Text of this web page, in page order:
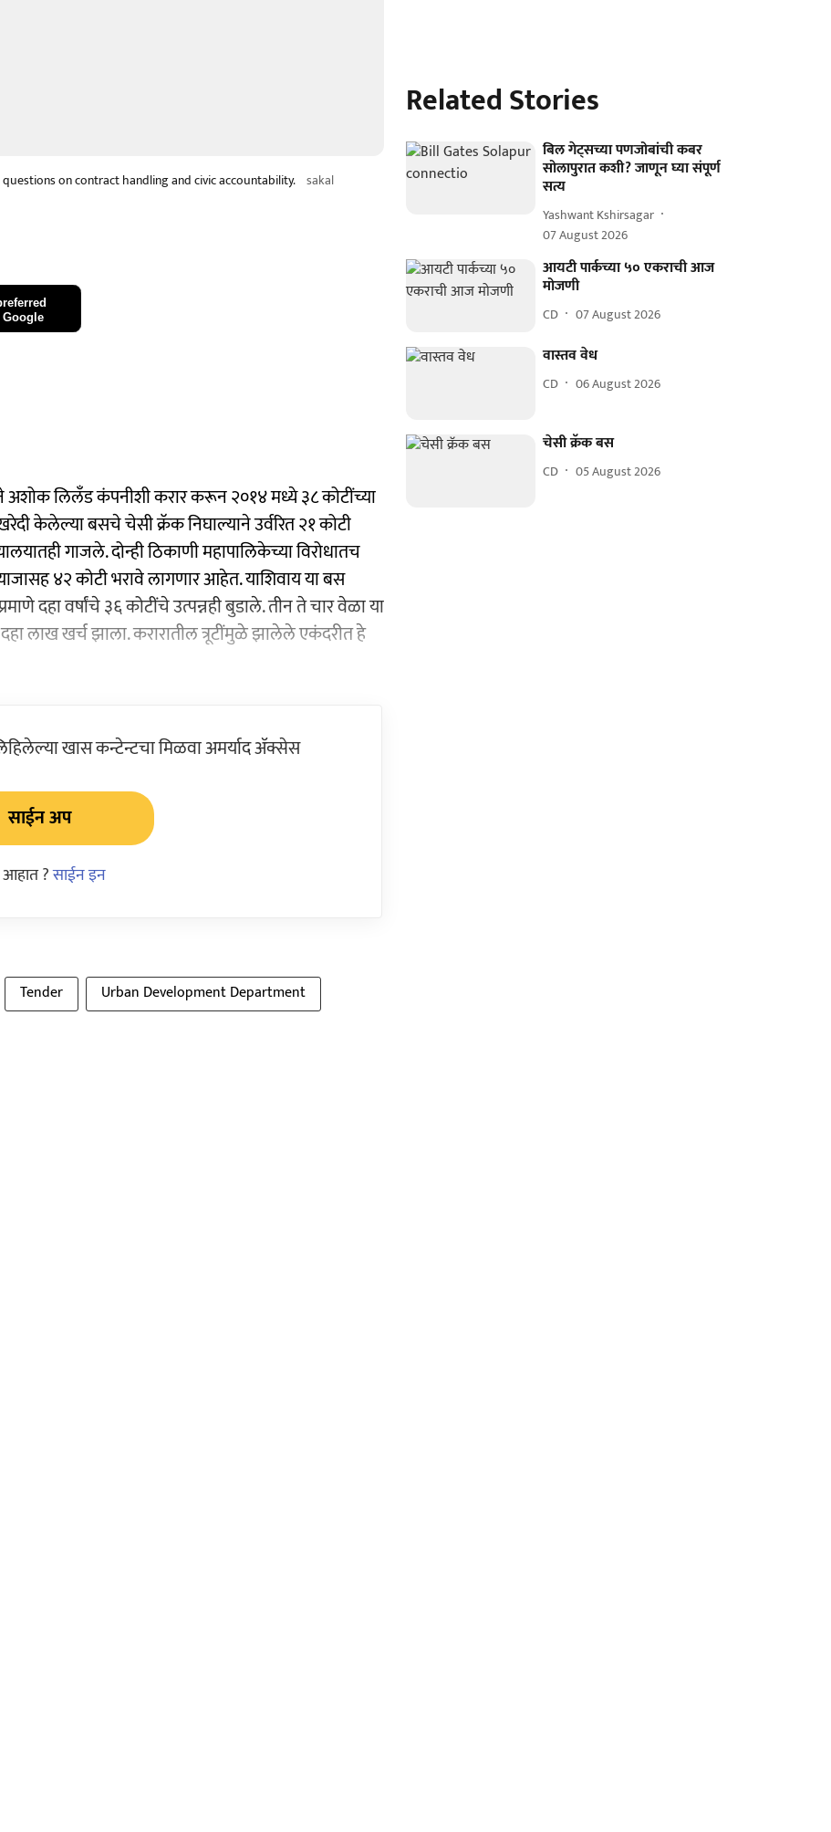
on contract handling and civic accountability. sakal
अशोक लिलँड कंपनीशी करार करून २०१४ मध्ये ३८ कोटींच्या
केलेल्या बसचे चेसी क्रॅक निघाल्याने उर्वरित २१ कोटी
गाजले. दोन्ही ठिकाणी महापालिकेच्या विरोधातच
४२ कोटी भरावे लागणार आहेत. याशिवाय या बस
दहा वर्षांचे ३६ कोटींचे उत्पन्नही बुडाले. तीन ते चार वेळा या
लाख खर्च झाला. करारातील त्रूटींमुळे झालेले एकंदरीत हे
खास कन्टेन्टचा मिळवा अमर्याद ॲक्सेस
साईन अप
?साईन इन
Tender
Urban Development Department
Related Stories
बिल गेट्सच्या पणजोबांची कबर
सोलापुरात कशी? जाणून घ्या संपूर्ण
सत्य
Yashwant Kshirsagar
07 August 2026
आयटी पार्कच्या ५० एकराची आज
मोजणी
CD 07 August 2026
वास्तव वेध
CD 06 August 2026
चेसी क्रॅक बस
CD 05 August 2026